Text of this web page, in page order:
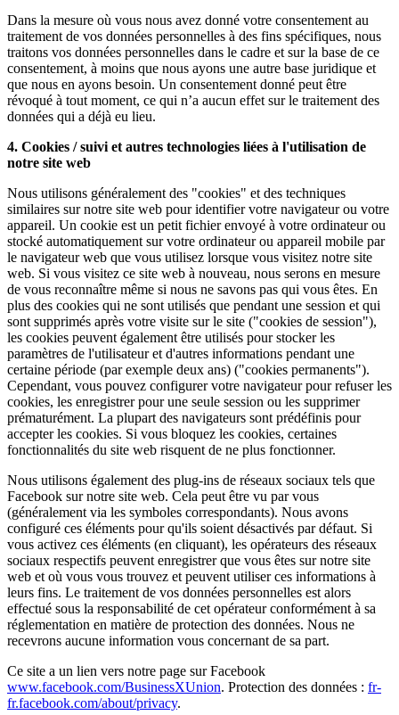
Dans la mesure où vous nous avez donné votre consentement au
traitement de vos données personnelles à des fins spécifiques, nous
traitons vos données personnelles dans le cadre et sur la base de ce
consentement, à moins que nous ayons une autre base juridique et
que nous en ayons besoin. Un consentement donné peut être
révoqué à tout moment, ce qui n’a aucun effet sur le traitement des
données qui a déjà eu lieu.
4. Cookies / suivi et autres technologies liées à l'utilisation de
notre site web
Nous utilisons généralement des "cookies" et des techniques
similaires sur notre site web pour identifier votre navigateur ou votre
appareil. Un cookie est un petit fichier envoyé à votre ordinateur ou
stocké automatiquement sur votre ordinateur ou appareil mobile par
le navigateur web que vous utilisez lorsque vous visitez notre site
web. Si vous visitez ce site web à nouveau, nous serons en mesure
de vous reconnaître même si nous ne savons pas qui vous êtes. En
plus des cookies qui ne sont utilisés que pendant une session et qui
sont supprimés après votre visite sur le site ("cookies de session"),
les cookies peuvent également être utilisés pour stocker les
paramètres de l'utilisateur et d'autres informations pendant une
certaine période (par exemple deux ans) ("cookies permanents").
Cependant, vous pouvez configurer votre navigateur pour refuser les
cookies, les enregistrer pour une seule session ou les supprimer
prématurément. La plupart des navigateurs sont prédéfinis pour
accepter les cookies. Si vous bloquez les cookies, certaines
fonctionnalités du site web risquent de ne plus fonctionner.
Nous utilisons également des plug-ins de réseaux sociaux tels que
Facebook sur notre site web. Cela peut être vu par vous
(généralement via les symboles correspondants). Nous avons
configuré ces éléments pour qu'ils soient désactivés par défaut. Si
vous activez ces éléments (en cliquant), les opérateurs des réseaux
sociaux respectifs peuvent enregistrer que vous êtes sur notre site
web et où vous vous trouvez et peuvent utiliser ces informations à
leurs fins. Le traitement de vos données personnelles est alors
effectué sous la responsabilité de cet opérateur conformément à sa
réglementation en matière de protection des données. Nous ne
recevrons aucune information vous concernant de sa part.
Ce site a un lien vers notre page sur Facebook
www.facebook.com/BusinessXUnion. Protection des données : fr-
fr.facebook.com/about/privacy.